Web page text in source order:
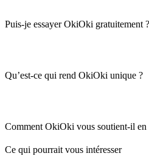
Puis-je essayer OkiOki gratuitement ?
Qu’est-ce qui rend OkiOki unique ?
Comment OkiOki vous soutient-il en
Ce qui pourrait vous intéresser